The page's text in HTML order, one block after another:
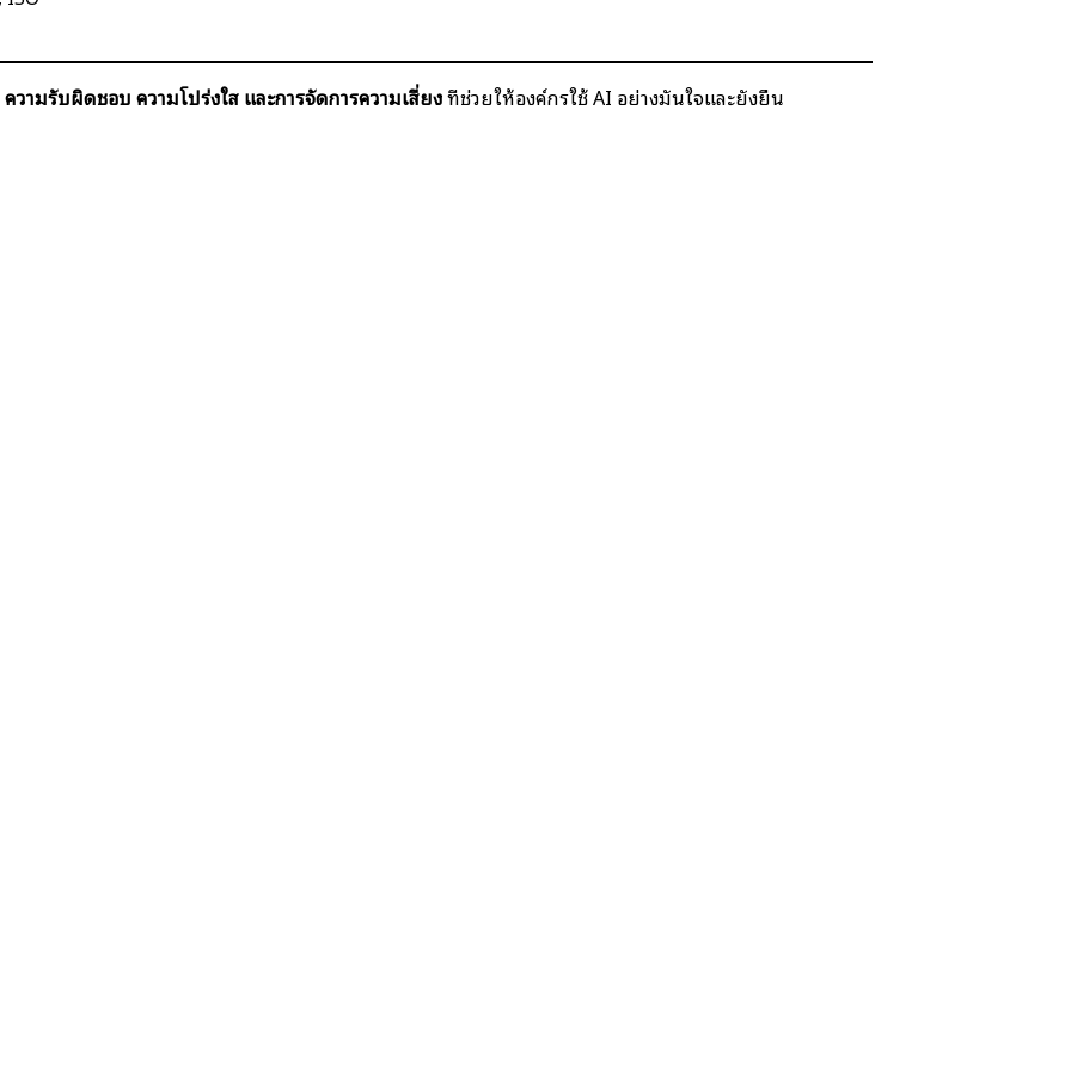
ความรับผิดชอบ ความโปร่งใส และการจัดการความเสี่ยงที่ช่วยให้องค์กรใช้ AI อย่างมั่นใจและยั่งยืน